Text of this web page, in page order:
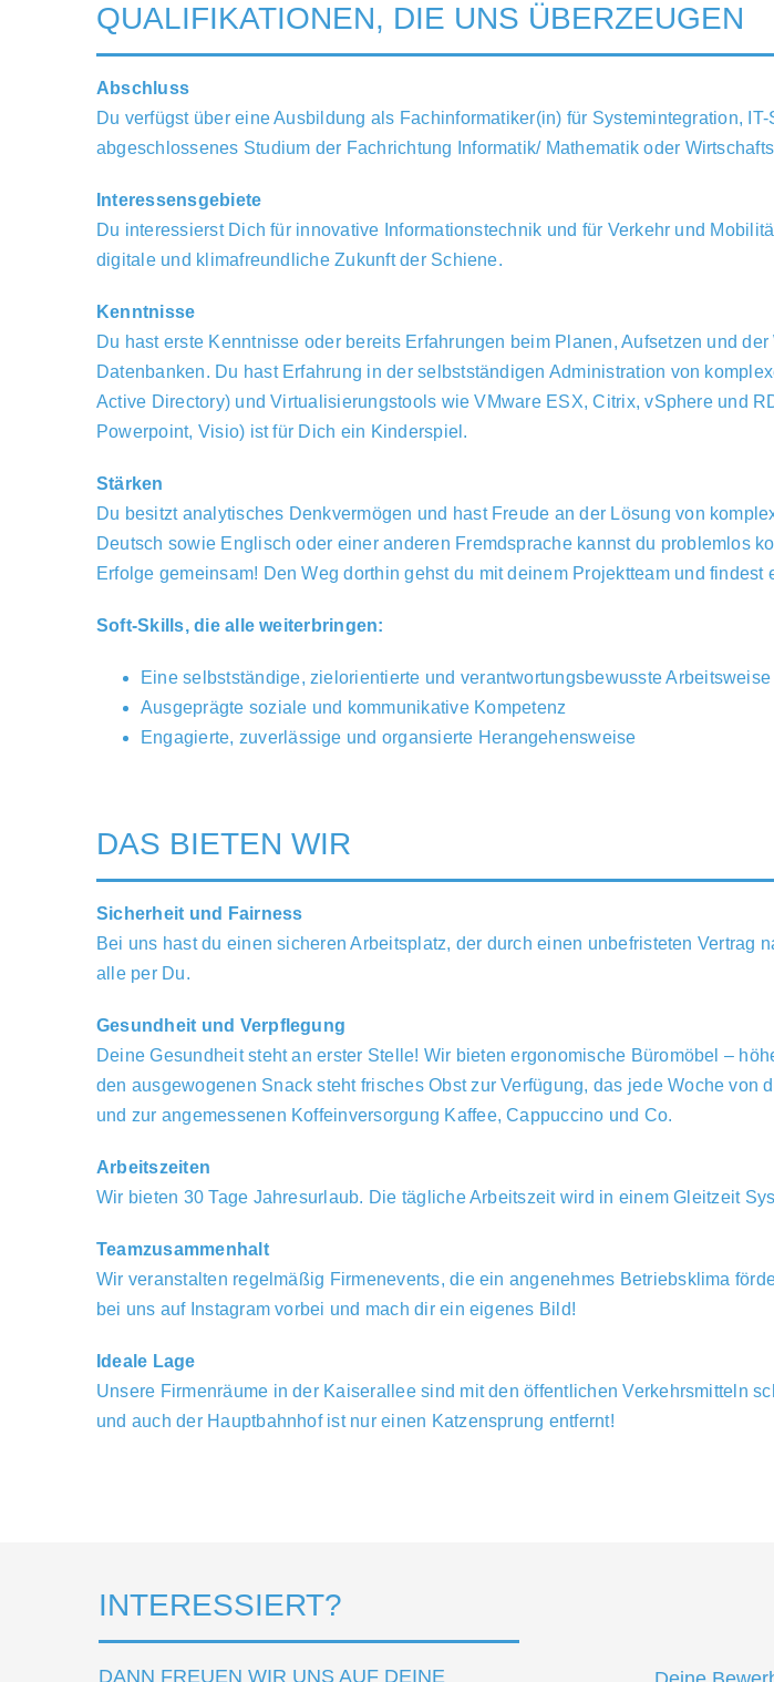
QUALIFIKATIONEN, DIE UNS ÜBERZEUGEN
Abschluss
Du verfügst über eine Ausbildung als Fachinformatiker(in) für Systemintegration,
abgeschlossenes Studium der Fachrichtung Informatik/ Mathematik oder
Interessensgebiete
Du interessierst Dich für innovative Informationstechnik und für Verkehr und
digitale und klimafreundliche Zukunft der Schiene.
Kenntnisse
Du hast erste Kenntnisse oder bereits Erfahrungen beim Planen, Aufsetzen und
Datenbanken. Du hast Erfahrung in der selbstständigen Administration von
Active Directory) und Virtualisierungstools wie VMware ESX, Citrix, vSphere und
Powerpoint, Visio) ist für Dich ein Kinderspiel.
Stärken
Du besitzt analytisches Denkvermögen und hast Freude an der Lösung von
Deutsch sowie Englisch oder einer anderen Fremdsprache kannst du problemlos
Erfolge gemeinsam! Den Weg dorthin gehst du mit deinem Projektteam und
Soft-Skills, die alle weiterbringen:
Eine selbstständige, zielorientierte und verantwortungsbewusste Arbeitsweise
Ausgeprägte soziale und kommunikative Kompetenz
Engagierte, zuverlässige und organsierte Herangehensweise
DAS BIETEN WIR
Sicherheit und Fairness
Bei uns hast du einen sicheren Arbeitsplatz, der durch einen unbefristeten
alle per Du.
Gesundheit und Verpflegung
Deine Gesundheit steht an erster Stelle! Wir bieten ergonomische Büromöbel –
den ausgewogenen Snack steht frisches Obst zur Verfügung, das jede Woche von
und zur angemessenen Koffeinversorgung Kaffee, Cappuccino und Co.
Arbeitszeiten
Wir bieten 30 Tage Jahresurlaub. Die tägliche Arbeitszeit wird in einem Gleitzeit
Teamzusammenhalt
Wir veranstalten regelmäßig Firmenevents, die ein angenehmes Betriebsklima
bei uns auf Instagram vorbei und mach dir ein eigenes Bild!
Ideale Lage
Unsere Firmenräume in der Kaiserallee sind mit den öffentlichen Verkehrsmitteln
und auch der Hauptbahnhof ist nur einen Katzensprung entfernt!
INTERESSIERT?
DANN FREUEN WIR UNS AUF DEINE